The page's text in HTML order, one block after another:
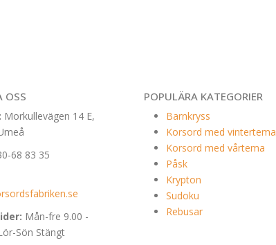
OSS
Morkullevägen 14 E,
68 83 35
Mån-fre 9.00 -
Sön Stängt
POPULÄRA KATEGORIER
Barnkryss
Korsord med vintertema
Korsord med vårtema
Påsk
Krypton
Sudoku
Rebusar